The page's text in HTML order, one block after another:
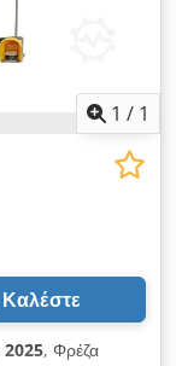
1 / 1
Καλέστε
2025, Φρέζα